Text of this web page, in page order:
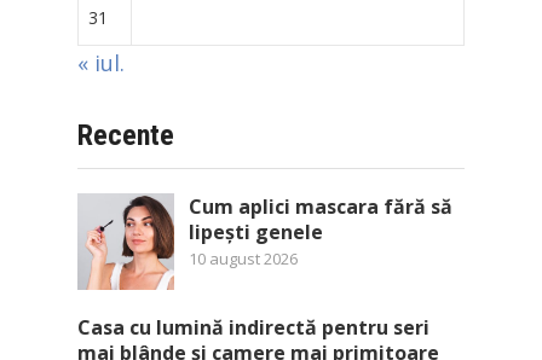
31
« iul.
Recente
Cum aplici mascara fără să
lipești genele
10 august 2026
Casa cu lumină indirectă pentru seri
mai blânde și camere mai primitoare